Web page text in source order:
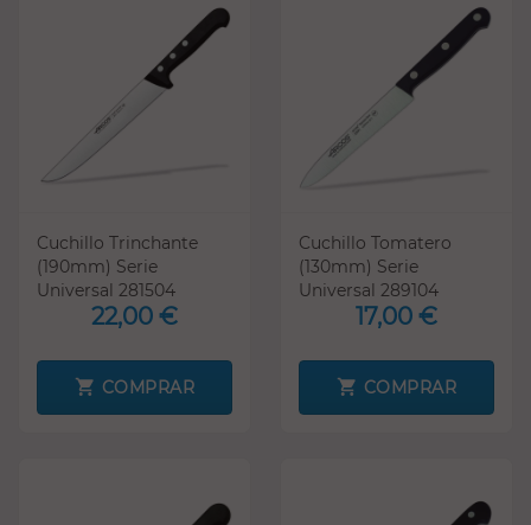
Cuchillo Trinchante
(190mm) Serie
Universal 281504
22,00 €
COMPRAR
Cuchillo Tomatero
(130mm) Serie
Universal 289104
17,00 €
COMPRAR